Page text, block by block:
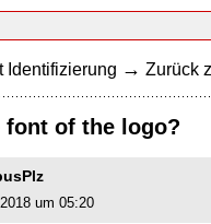
Identifizierung → Zurück
font of the logo?
um 05:20